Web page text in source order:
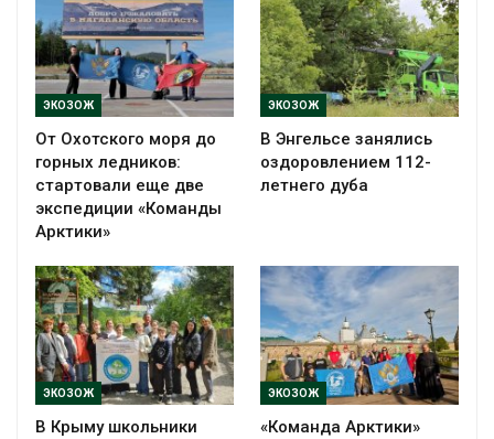
ЭКОЗОЖ
От Охотского моря до
горных ледников:
стартовали еще две
экспедиции «Команды
Арктики»
ЭКОЗОЖ
В Энгельсе занялись
оздоровлением 112-
летнего дуба
ЭКОЗОЖ
В Крыму школьники
ЭКОЗОЖ
«Команда Арктики»